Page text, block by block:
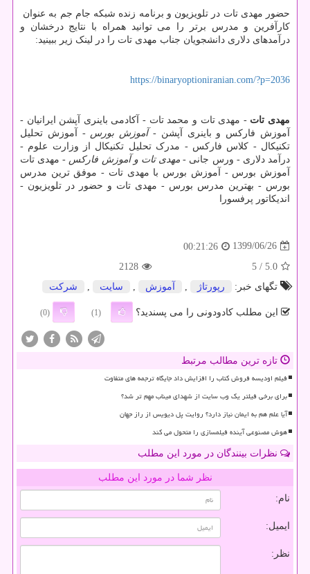
حضور مهدی تات در تلویزیون و برنامه زنده شبکه جام جم به عنوان
کارآفرین و مدرس برتر را می توانید همراه با نتایج درخشان و
درآمدهای دلاری دانشجویان جناب مهدی تات را در لینک زیر ببینید:
https://binaryoptioniranian.com/?p=2036
مهدی تات - مهدی تات و محمد تات - آکادمی باینری آپشن ایرانیان -
آموزش فارکس و باینری آپشن -آموزش بورس - آموزش تحلیل
تکنیکال - کلاس فارکس - مدرک تحلیل تکنیکال از وزارت علوم -
درآمد دلاری - ورس جانی - مهدی تات و آموزش فارکس - مهدی تات
آموزش بورس - آموزش بورس با مهدی تات - موفق ترین مدرس
بورس - بهترین مدرس بورس - مهدی تات و حضور در تلویزیون -
اندیکاتور پرفسورا
1399/06/26
00:21:26
5.0
/ 5
2128
تگهای خبر:
رپورتاژ , آموزش , سایت , شركت
این مطلب کادودونی را می پسندید؟ (1)
(0)
تازه ترین مطالب مرتبط
فیلم اودیسه فروش کتاب را افزایش داد جایگاه ترجمه های متفاوت
برای برخی فیلتر یک وب سایت از شهدای میناب مهم تر شد؟
آیا علم هم به ایمان نیاز دارد؟ روایت پل دیویس از راز جهان
هوش مصنوعی آینده فیلمسازی را متحول می کند
نظرات بینندگان در مورد این مطلب
نظر شما در مورد این مطلب
نام:
ایمیل:
نظر: